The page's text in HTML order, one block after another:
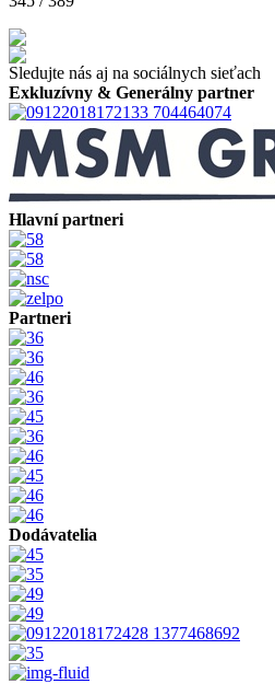
Sledujte nás aj na sociálnych sieťach
Exkluzívny & Generálny partner
Hlavní partneri
Partneri
Dodávatelia